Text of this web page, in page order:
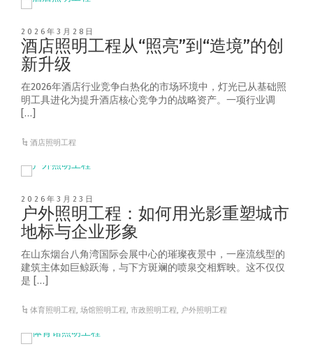
2026年3月28日
酒店照明工程从“照亮”到“造境”的创
新升级
在2026年酒店行业竞争白热化的市场环境中，灯光已从基础照
明工具进化为提升酒店核心竞争力的战略资产。一项行业调
[…]
酒店照明工程
2026年3月23日
户外照明工程：如何用光影重塑城市
地标与企业形象
在山东烟台八角湾国际会展中心的璀璨夜景中，一座流线型的
建筑主体如巨鲸跃海，与下方斑斓的喷泉交相辉映。这不仅仅
是 […]
体育照明工程,场馆照明工程,市政照明工程, 户外照明工程